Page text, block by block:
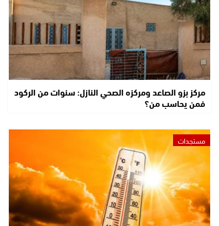
مركز بزو الصاعد ومركزه الصحي النازل: سنوات من الركود
فمن يحاسب من؟
مستجدات